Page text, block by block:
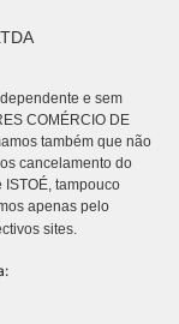
e sem
COMÉRCIO DE
também que não
cancelamento do
tampouco
apenas pelo
sites.